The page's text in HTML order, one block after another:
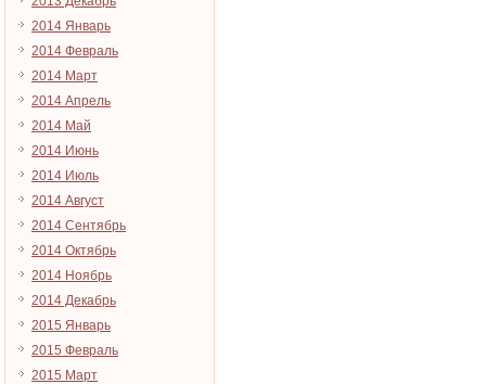
2014 Январь
2014 Февраль
2014 Март
2014 Апрель
2014 Май
2014 Июнь
2014 Июль
2014 Август
2014 Сентябрь
2014 Октябрь
2014 Ноябрь
2014 Декабрь
2015 Январь
2015 Февраль
2015 Март